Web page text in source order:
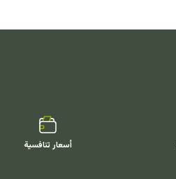
أسعار تنافسية